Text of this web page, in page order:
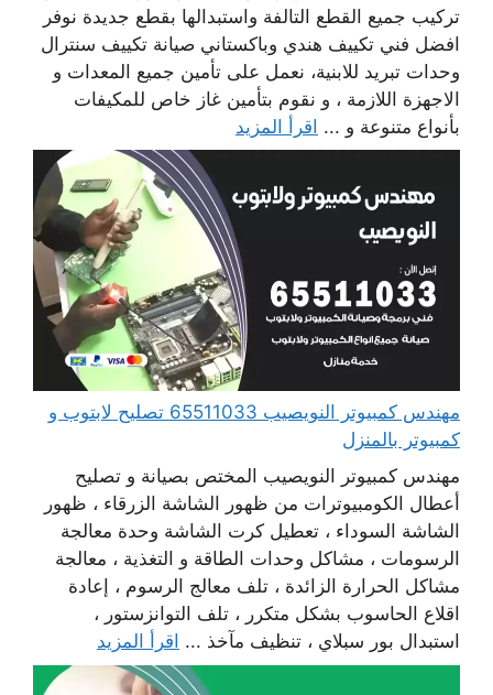
تركيب جميع القطع التالفة واستبدالها بقطع جديدة نوفر
افضل فني تكييف هندي وباكستاني صيانة تكييف سنترال
وحدات تبريد للابنية، نعمل على تأمين جميع المعدات و
الاجهزة اللازمة ، و نقوم بتأمين غاز خاص للمكيفات
بأنواع متنوعة و ... اقرأ المزيد
مهندس كمبيوتر النويصيب 65511033 تصليح لابتوب و
كمبيوتر بالمنزل
مهندس كمبيوتر النويصيب المختص بصيانة و تصليح
أعطال الكومبيوترات من ظهور الشاشة الزرقاء ، ظهور
الشاشة السوداء ، تعطيل كرت الشاشة وحدة معالجة
الرسومات ، مشاكل وحدات الطاقة و التغذية ، معالجة
مشاكل الحرارة الزائدة ، تلف معالج الرسوم ، إعادة
اقلاع الحاسوب بشكل متكرر ، تلف التوانزستور ،
استبدال بور سبلاي ، تنظيف مآخذ ... اقرأ المزيد